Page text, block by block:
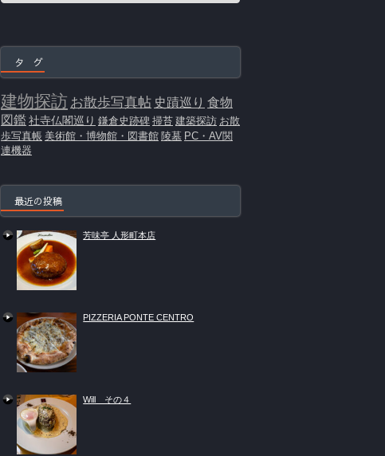
タ グ
建物探訪 お散歩写真帖 史蹟巡り 食物
図鑑社寺仏閣巡り 鎌倉史跡碑 掃苔 建築探訪 お散
歩写真帳 美術館・博物館・図書館 陵墓 PC・AV関
連機器
最近の投稿
芳味亭 人形町本店
PIZZERIA PONTE CENTRO
Will その４